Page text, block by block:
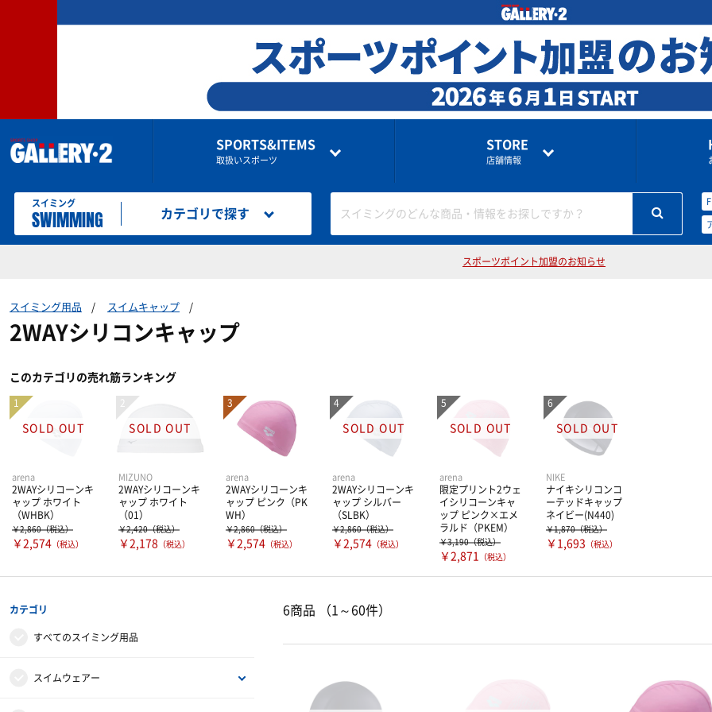
SPORTS&ITEMS
取扱いスポーツ
STORE
店舗情報
スイミング
SWIMMING カテゴリで探す スイミングのどんな商品・情報をお探しですか？
スポーツポイント加盟のお知らせ
スイミング用品 スイムキャップ
2WAYシリコンキャップ
このカテゴリの売れ筋ランキング
arena
2WAYシリコーンキ
ャップ ホワイト
（WHBK）
￥2,860（税込）
￥2,574 （税込）
MIZUNO
2WAYシリコーンキ
ャップ ホワイト
（01）
￥2,420（税込）
￥2,178 （税込）
arena
2WAYシリコーンキ
ャップ ピンク（PK
WH）
￥2,860（税込）
￥2,574（税込）
arena
2WAYシリコーンキ
ャップ シルバー
（SLBK）
￥2,860（税込）
￥2,574 （税込）
arena
限定プリント2ウェ
イシリコーンキャ
ップ ピンク×エメ
ラルド（PKEM）
￥3,190（税込）
￥2,871 （税込）
NIKE
ナイキシリコンコ
ーテッドキャップ
ネイビー(N440)
￥1,870（税込）
￥1,693 （税込）
6商品 （1～60件）
カテゴリ
すべてのスイミング用品
スイムウェアー